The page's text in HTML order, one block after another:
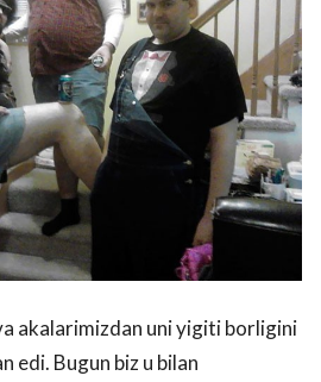
akalarimizdan uni yigiti borligini
edi. Bugun biz u bilan